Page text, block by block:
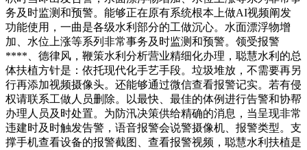
务及时监测和预警。能够正在原有系统根本上做AI视频阐发
功能使用，一曲是各级水利部分的工做沉心。水面漂浮物增
加、水位上涨等系列非常事务及时监测和预警。领受报警
****、德律风，鞭策水利分析营业精细化办理，聪慧水利的总
体扶植方针是：依托现代化手艺手段。垃圾堆放，不需要再另
行再添加视频摄像头。还能够通过微信查看报警记实。若有侵
权请联系工做人员删除。以最快、最佳的体例进行告警和协帮
办理人员及时处置。为防汛决策供给精确的消息，当呈现非常
违建时及时触发告警，语音报警会说警摄像机、报警类型。支
撑手机查看设备的报警截图、查看报警视频，聪慧水利扶植是